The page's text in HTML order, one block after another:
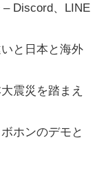
Discord、LINE
と日本と海外
震災を踏まえ
ホンのデモと